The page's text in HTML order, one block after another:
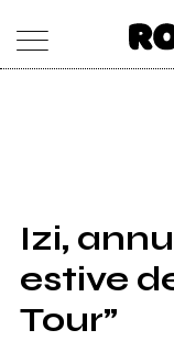
SHOP
RADIO
Izi,
estive
Tour”